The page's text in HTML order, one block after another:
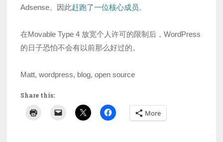
Adsense。因此赶跑了一位核心成员。
在Movable Type 4 放宽个人许可的限制后，WordPress
的日子恐怕不会有以前那么好过的。
Matt, wordpress, blog, open source
Share this:
More